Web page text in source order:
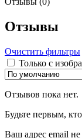
Отзывы
Очистить фильтры
Только с
Отзывов пока нет.
Будьте первым,
Ваш адрес email не